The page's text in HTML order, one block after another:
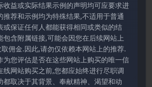
收益或实际结果示例的声明均可应要求进
推荐和示例均为特殊结果,不适用于普通
或保证任何人都能获得相同或类似的结
包含附属链接,可能会因您在后续网站上
佣金.因此,请勿仅依赖本网站上的推荐.
为您评估是否在这些网站上购买的唯一信
线网站购买之前,您都应始终进行尽职调
都取决于其背景、奉献精神、渴望和动